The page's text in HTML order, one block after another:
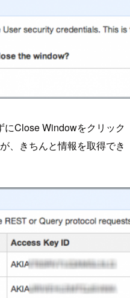
Close Windowをクリック
、きちんと情報を取得でき